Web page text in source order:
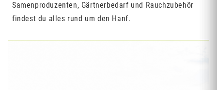
Samenproduzenten, Gärtnerbedarf und Rauchzubehör
findest du alles rund um den Hanf.